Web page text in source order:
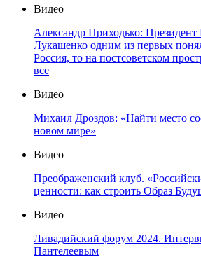
Видео
Александр Приходько: Президент
Лукашенко одним из первых
Россия, то на постсоветском
все
Видео
Михаил Дроздов: «Найти место
новом мире»
Видео
Преображенский клуб.
ценности: как строить Образ
Видео
Ливадийский форум 2024.
Пантелеевым